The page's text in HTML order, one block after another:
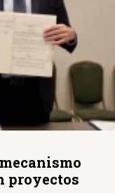
proyectos